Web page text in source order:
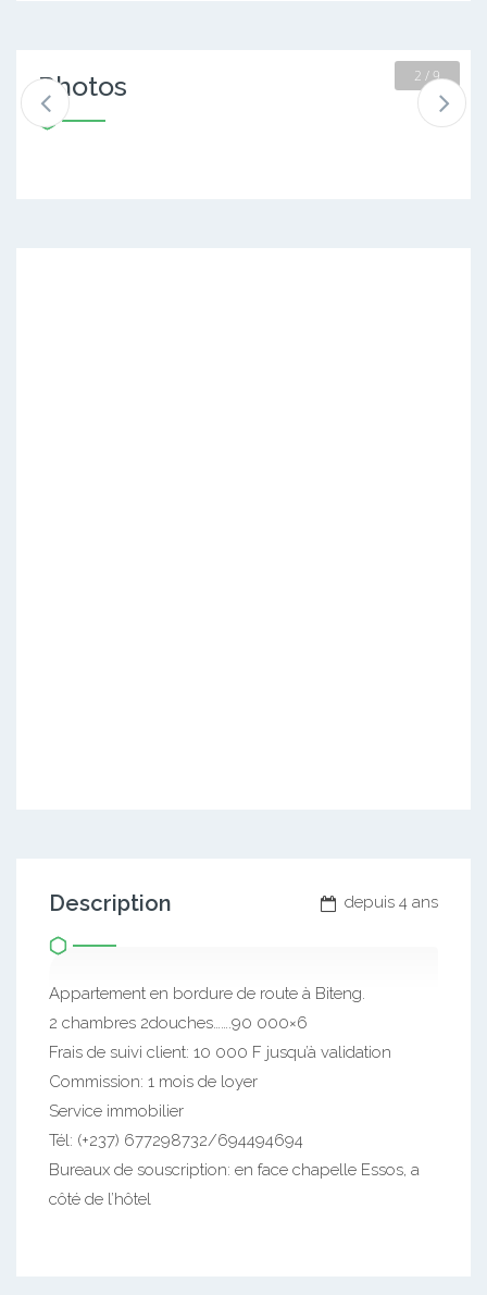
Photos 2 / 9
depuis 4 ans
Description
Appartement en bordure de route à Biteng.
2 chambres 2douches…….90 000×6
Frais de suivi client: 10 000 F jusqu’à validation
Commission: 1 mois de loyer
Service immobilier
Tél: (+237) 677298732/694494694
Bureaux de souscription: en face chapelle Essos, a
côté de l’hôtel